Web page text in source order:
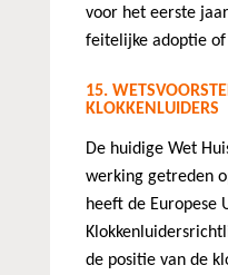
voor het eerste
feitelijke adoptie of
15.
KLOKKENLUIDERS
De huidige Wet
werking getreden
heeft de Europese
de positie van de